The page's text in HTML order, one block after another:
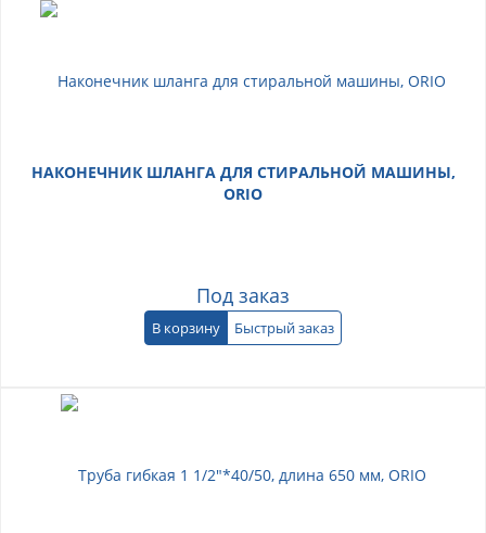
НАКОНЕЧНИК ШЛАНГА ДЛЯ СТИРАЛЬНОЙ МАШИНЫ,
ORIO
Под заказ
В корзину Быстрый заказ